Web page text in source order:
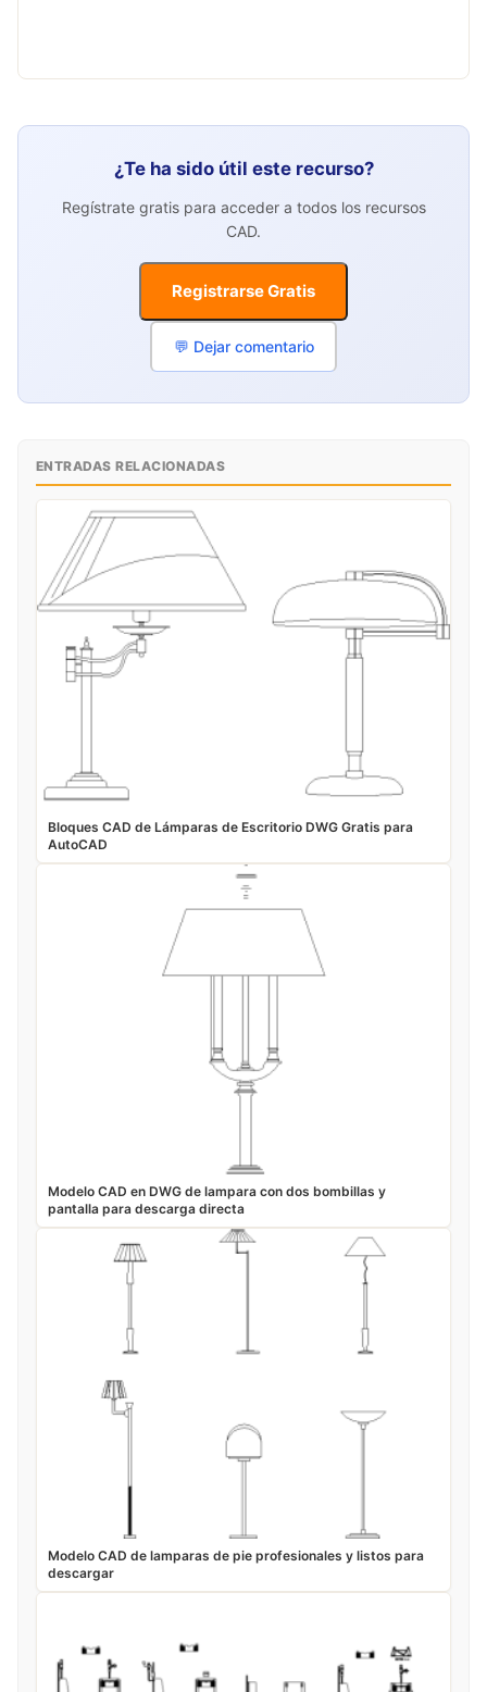
¿Te ha sido útil este recurso?
Regístrate gratis para acceder a todos los recursos
CAD.
Registrarse Gratis
💬 Dejar comentario
ENTRADAS RELACIONADAS
Bloques CAD de Lámparas de Escritorio DWG Gratis para
AutoCAD
Modelo CAD en DWG de lampara con dos bombillas y
pantalla para descarga directa
Modelo CAD de lamparas de pie profesionales y listos para
descargar